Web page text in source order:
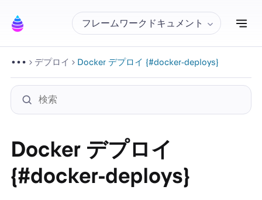
フレームワークドキュメント ナ
デプロイ Docker デプロイ {#docker-deploys}
Docker デプロイ
{#docker-deploys}